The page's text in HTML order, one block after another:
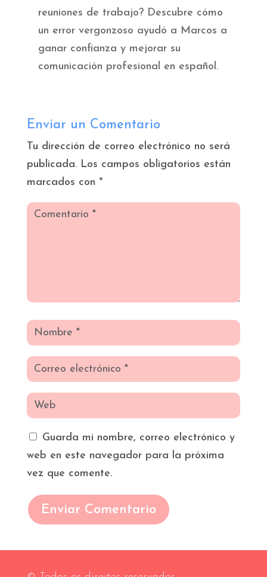
reuniones de trabajo? Descubre cómo
un error vergonzoso ayudó a Marcos a
ganar confianza y mejorar su
comunicación profesional en español.
Enviar un Comentario
Tu dirección de correo electrónico no será
publicada. Los campos obligatorios están
marcados con *
Guarda mi nombre, correo electrónico y
web en este navegador para la próxima
vez que comente.
Enviar Comentario